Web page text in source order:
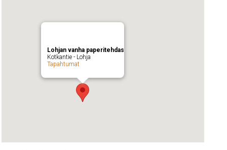
Lohjan vanha paperitehdas
Kotkantie - Lohja
Tapahtumat